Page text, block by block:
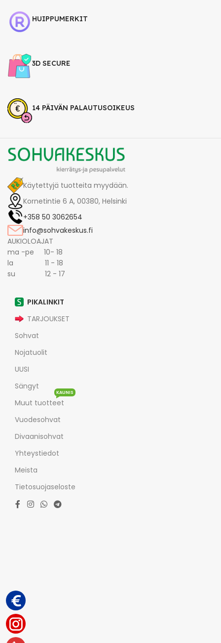
HUIPPUMERKIT
3D SECURE
14 PÄIVÄN PALAUTUSOIKEUS
Käytettyjä tuotteita myydään.
Kornetintie 6 A, 00380, Helsinki
+358 50 3062654
info@sohvakeskus.fi
AUKIOLOAJAT
ma -pe 10- 18
la 11 - 18
su 12 - 17
PIKALINKIT
TARJOUKSET
Sohvat
Nojatuolit
UUSI
Sängyt
Muut tuotteet
KAUNIS
Vuodesohvat
Divaanisohvat
Yhteystiedot
Meista
Tietosuojaseloste